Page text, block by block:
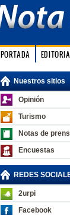
PORTADA
Nuestros sitios
Opinión
Turismo
Notas de
Encuestas
REDES
2urpi
Facebook